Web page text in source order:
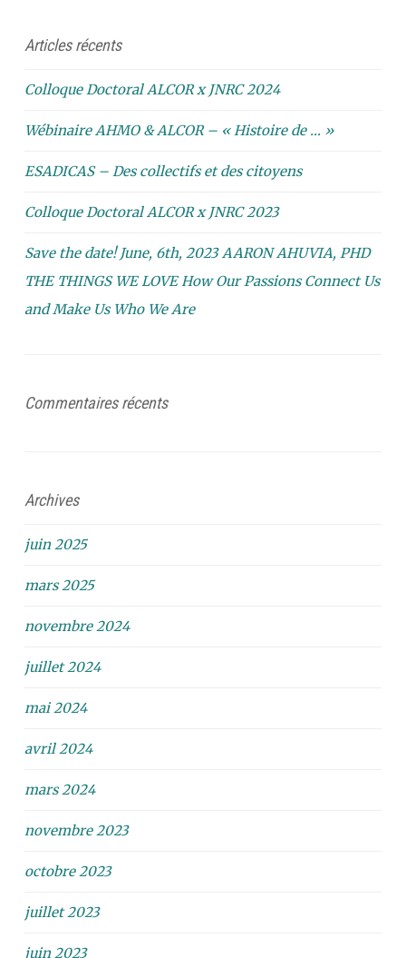
Articles récents
Colloque Doctoral ALCOR x JNRC 2024
Wébinaire AHMO & ALCOR – « Histoire de … »
ESADICAS – Des collectifs et des citoyens
Colloque Doctoral ALCOR x JNRC 2023
Save the date! June, 6th, 2023 AARON AHUVIA, PHD
THE THINGS WE LOVE How Our Passions Connect Us
and Make Us Who We Are
Commentaires récents
Archives
juin 2025
mars 2025
novembre 2024
juillet 2024
mai 2024
avril 2024
mars 2024
novembre 2023
octobre 2023
juillet 2023
juin 2023